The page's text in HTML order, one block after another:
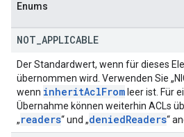
Enums
NOT APPLICABLE
Der Standardwert, wenn für dieses
übernommen wird. Verwenden Sie
wenn inheritAclFrom leer ist. Für
Übernahme können weiterhin ACLs
„readers“ und „deniedReaders“